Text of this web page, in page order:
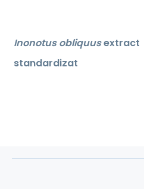
Inonotus obliquusextract
standardizat